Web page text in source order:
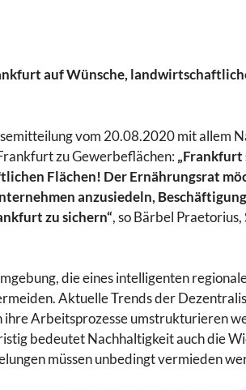
auf Wünsche,
vom 20.08.2020 mit allem
zu Gewerbeflächen: „Frankfurt
Flächen! Der Ernährungsrat
anzusiedeln,
zu sichern“, so Bärbel
die eines intelligenten
Aktuelle Trends der
Arbeitsprozesse umstrukturieren
bedeutet Nachhaltigkeit auch die
müssen unbedingt vermieden